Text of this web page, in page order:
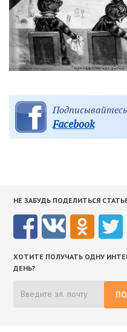
Facebook
НЕ ЗАБУДЬ ПОДЕЛИТЬСЯ
ХОТИТЕ ПОЛУЧАТЬ ОДНУ
ДЕНЬ?